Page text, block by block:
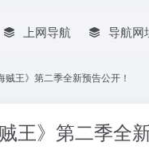
上网导航 导航网
贼王》第二季全新预告公开！
王》第二季全